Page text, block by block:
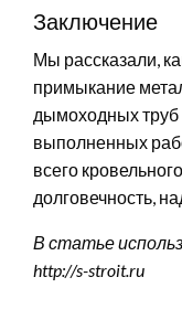
Заключение
Мы рассказали,
примыкание
дымоходных труб
выполненных
всего
долговечность,
В статье
http://s-stroit.ru